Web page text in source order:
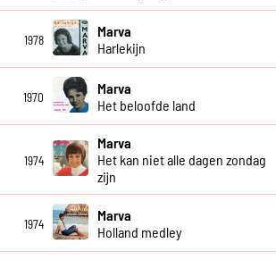
1978
Marva
Harlekijn
1970
Marva
Het beloofde land
1974
Marva
Het kan niet alle dagen zondag
zijn
1974
Marva
Holland medley